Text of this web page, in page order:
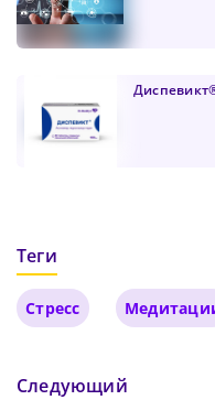
Теги
Стресс
Следующий